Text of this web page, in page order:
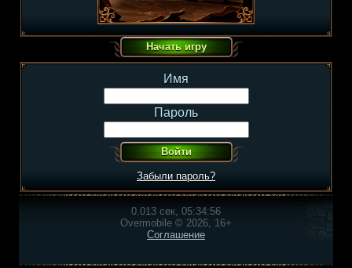
Имя
Пароль
Забыли пароль?
0.013 сек, 05:34:56
Overmobile © 2026, 16+
Соглашение